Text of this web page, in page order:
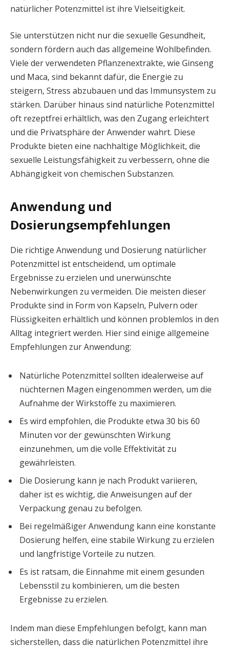
natürlicher Potenzmittel ist ihre Vielseitigkeit.
Sie unterstützen nicht nur die sexuelle Gesundheit,
sondern fördern auch das allgemeine Wohlbefinden.
Viele der verwendeten Pflanzenextrakte, wie Ginseng
und Maca, sind bekannt dafür, die Energie zu
steigern, Stress abzubauen und das Immunsystem zu
stärken. Darüber hinaus sind natürliche Potenzmittel
oft rezeptfrei erhältlich, was den Zugang erleichtert
und die Privatsphäre der Anwender wahrt. Diese
Produkte bieten eine nachhaltige Möglichkeit, die
sexuelle Leistungsfähigkeit zu verbessern, ohne die
Abhängigkeit von chemischen Substanzen.
Anwendung und
Dosierungsempfehlungen
Die richtige Anwendung und Dosierung natürlicher
Potenzmittel ist entscheidend, um optimale
Ergebnisse zu erzielen und unerwünschte
Nebenwirkungen zu vermeiden. Die meisten dieser
Produkte sind in Form von Kapseln, Pulvern oder
Flüssigkeiten erhältlich und können problemlos in den
Alltag integriert werden. Hier sind einige allgemeine
Empfehlungen zur Anwendung:
Natürliche Potenzmittel sollten idealerweise auf
nüchternen Magen eingenommen werden, um die
Aufnahme der Wirkstoffe zu maximieren.
Es wird empfohlen, die Produkte etwa 30 bis 60
Minuten vor der gewünschten Wirkung
einzunehmen, um die volle Effektivität zu
gewährleisten.
Die Dosierung kann je nach Produkt variieren,
daher ist es wichtig, die Anweisungen auf der
Verpackung genau zu befolgen.
Bei regelmäßiger Anwendung kann eine konstante
Dosierung helfen, eine stabile Wirkung zu erzielen
und langfristige Vorteile zu nutzen.
Es ist ratsam, die Einnahme mit einem gesunden
Lebensstil zu kombinieren, um die besten
Ergebnisse zu erzielen.
Indem man diese Empfehlungen befolgt, kann man
sicherstellen, dass die natürlichen Potenzmittel ihre